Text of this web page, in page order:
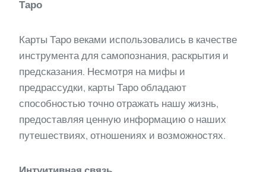
Таро
Карты Таро веками использовались в качестве
инструмента для самопознания, раскрытия и
предсказания. Несмотря на мифы и
предрассудки, карты Таро обладают
способностью точно отражать нашу жизнь,
предоставляя ценную информацию о наших
путешествиях, отношениях и возможностях.